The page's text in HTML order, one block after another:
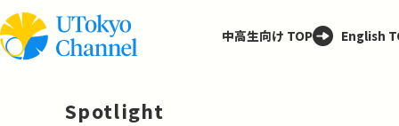
中高生向け TOP English
Spotlight